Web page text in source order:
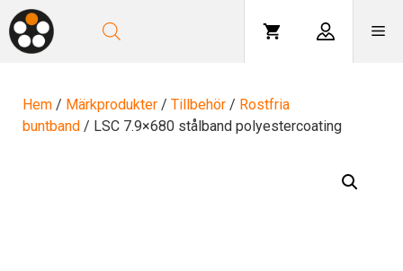
Hoppa
till
innehåll
Hem / Märkprodukter / Tillbehör / Rostfria
buntband / LSC 7.9×680 stålband polyestercoating